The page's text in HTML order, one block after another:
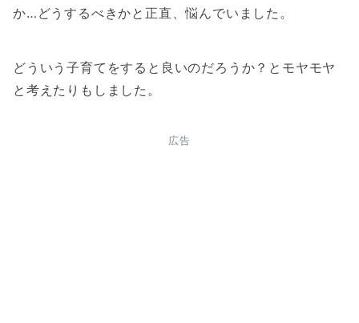
か…どうするべきかと正直、悩んでいました。
どういう子育てをすると良いのだろうか？とモヤモヤ
と考えたりもしました。
広告